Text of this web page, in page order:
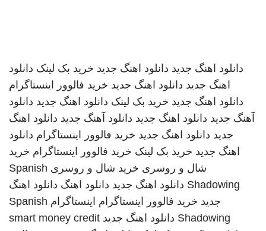
دانلود اهنگ جدید دانلود اهنگ جدید خرید بک لینک دانلود
اهنگ جدید دانلود اهنگ جدید خرید فالوور اینستاگرام
دانلود اهنگ جدید خرید بک لینک دانلود اهنگ جدید دانلود
آهنگ جدید دانلود اهنگ جدید دانلود آهنگ جدید دانلود اهنگ
جدید دانلود اهنگ جدید خرید فالوور اینستاگرام دانلود
اهنگ جدید خرید بک لینک خرید فالوور اینستاگرام خرید
شال و روسری خرید شال و روسری Spanish
Shadowing دانلود اهنگ جدید دانلود اهنگ دانلود اهنگ
جدید خرید فالوور اینستاگرام اینستاگرام Spanish
Shadowing دانلود اهنگ جدید smart money credit